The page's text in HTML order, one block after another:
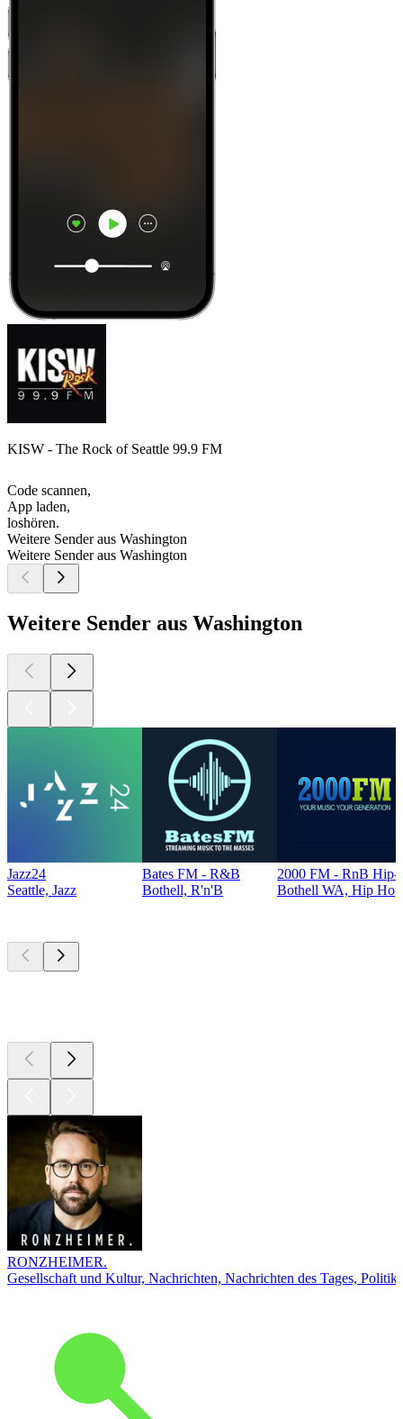
KISW - The Rock of Seattle 99.9 FM
Code scannen,
App laden,
loshören.
Weitere Sender aus Washington
Weitere Sender aus Washington
Weitere Sender aus Washington
Jazz24
Seattle, Jazz
Bates FM - R&B
Bothell, R'n'B
2000 FM - RnB Hip-
Bothell WA, Hip
RONZHEIMER.
Gesellschaft und Kultur, Nachrichten, Nachrichten des Tages, Politik